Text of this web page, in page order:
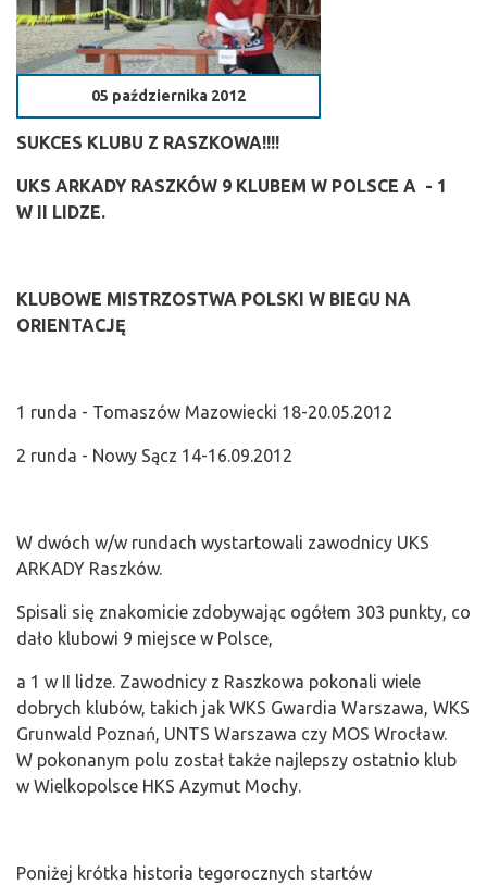
05 października 2012
SUKCES KLUBU Z RASZKOWA!!!!
UKS ARKADY RASZKÓW 9 KLUBEM W POLSCE A - 1
W II LIDZE.
KLUBOWE MISTRZOSTWA POLSKI W BIEGU NA
ORIENTACJĘ
1 runda - Tomaszów Mazowiecki 18-20.05.2012
2 runda - Nowy Sącz 14-16.09.2012
W dwóch w/w rundach wystartowali zawodnicy UKS
ARKADY Raszków.
Spisali się znakomicie zdobywając ogółem 303 punkty, co
dało klubowi 9 miejsce w Polsce,
a 1 w II lidze. Zawodnicy z Raszkowa pokonali wiele
dobrych klubów, takich jak WKS Gwardia Warszawa, WKS
Grunwald Poznań, UNTS Warszawa czy MOS Wrocław.
W pokonanym polu został także najlepszy ostatnio klub
w Wielkopolsce HKS Azymut Mochy.
Poniżej krótka historia tegorocznych startów